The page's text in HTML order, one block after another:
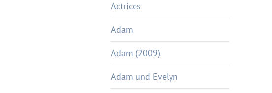
Actrices
Adam
Adam (2009)
Adam und Evelyn